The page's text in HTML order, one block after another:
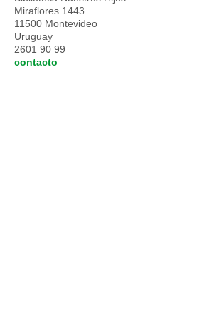
Miraflores 1443
11500 Montevideo
Uruguay
2601 90 99
contacto